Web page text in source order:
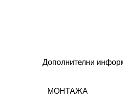
Дополнителни
МОНТАЖА